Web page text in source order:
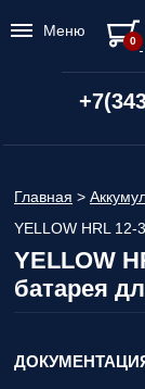
Главная >
YELLOW HRL 12-
YELLOW
батарея
Меню
0